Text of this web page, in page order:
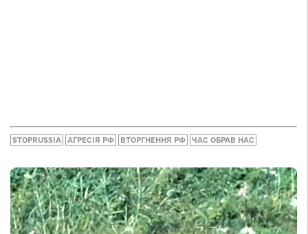
STOPRUSSIA АГРЕСІЯ РФ ВТОРГНЕННЯ РФ ЧАС ОБРАВ НАС